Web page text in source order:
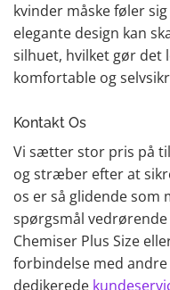
kvinder måske føler
elegante design kan
silhuet, hvilket gør det
komfortable og
Kontakt Os
Vi sætter stor pris på
og stræber efter at
os er så glidende som
spørgsmål
Chemiser Plus Size
forbindelse med
dedikerede